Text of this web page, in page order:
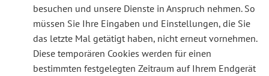
besuchen und unsere Dienste in Anspruch nehmen. So
müssen Sie Ihre Eingaben und Einstellungen, die Sie
das letzte Mal getätigt haben, nicht erneut vornehmen.
Diese temporären Cookies werden für einen
bestimmten festgelegten Zeitraum auf Ihrem Endgerät